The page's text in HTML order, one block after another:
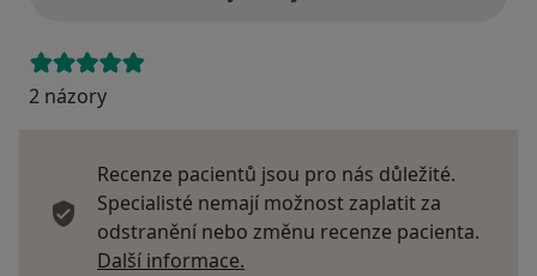
2 názory
Recenze pacientů jsou pro nás důležité.
Specialisté nemají možnost zaplatit za
odstranění nebo změnu recenze pacienta.
Další informace.